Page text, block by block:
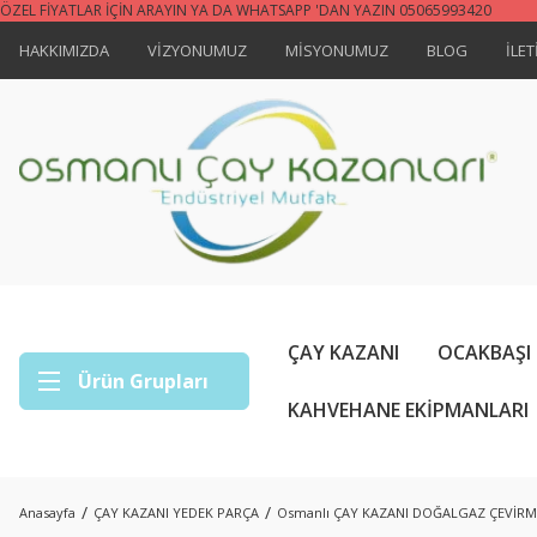
ÖZEL FİYATLAR İÇİN ARAYIN YA DA WHATSAPP 'DAN YAZIN 05065993420
HAKKIMIZDA VİZYONUMUZ MİSYONUMUZ BLOG
Ürün Grupları
ÇAY KAZANI
KAHVEHANE EKİPMANLARI
Anasayfa ÇAY KAZANI YEDEK PARÇA Osmanlı ÇAY KAZANI DOĞALGAZ